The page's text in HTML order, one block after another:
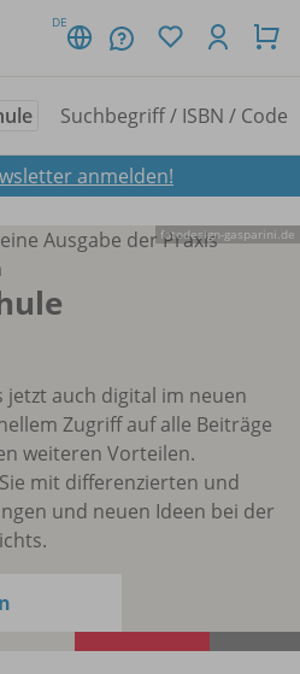
DE
anmelden!
fotodesign-gasparini.de
jetzt auch digital im neuen
Zugriff auf alle Beiträge
weiteren Vorteilen.
mit differenzierten und
und neuen Ideen bei der